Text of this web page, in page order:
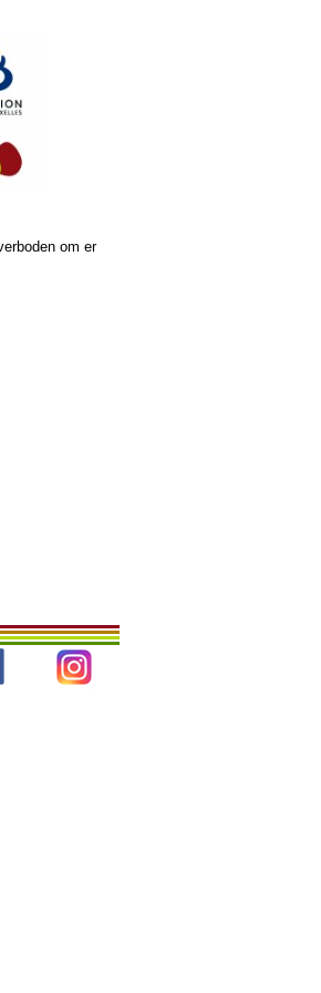
om er